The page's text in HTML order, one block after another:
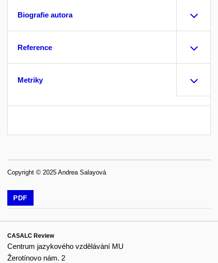
Biografie autora
Reference
Metriky
Copyright © 2025 Andrea Salayová
PDF
CASALC Review
Centrum jazykového vzdělávání MU
Žerotínovo nám. 2